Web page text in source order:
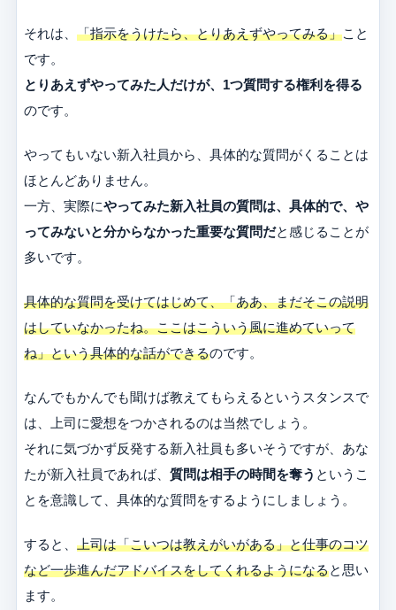
それは、 「指示をうけたら、とりあえずやってみる」こと
です。
とりあえずやってみた人だけが、1つ質問する権利を得る
のです。
やってもいない新入社員から、具体的な質問がくることは
ほとんどありません。
一方、実際にやってみた新入社員の質問は、具体的で、や
ってみないと分からなかった重要な質問だと感じることが
多いです。
具体的な質問を受けてはじめて、「ああ、まだそこの説明
はしていなかったね。ここはこういう風に進めていって
ね」という具体的な話ができるのです。
なんでもかんでも聞けば教えてもらえるというスタンスで
は、上司に愛想をつかされるのは当然でしょう。
それに気づかず反発する新入社員も多いそうですが、あな
たが新入社員であれば、 質問は相手の時間を奪う というこ
とを意識して、具体的な質問をするようにしましょう。
すると、 上司は「こいつは教えがいがある」と仕事のコツ
など一歩進んだアドバイスをしてくれるようになると思い
ます。